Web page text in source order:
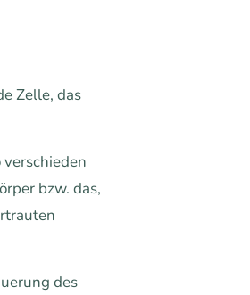
Zelle, das
bzw. das,
des